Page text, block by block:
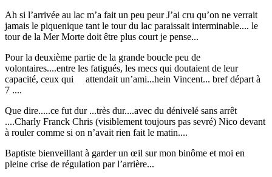
Ah si l’arrivée au lac m’a fait un peu peur J’ai cru qu’on ne verrait
jamais le piquenique tant le tour du lac paraissait interminable.... le
tour de la Mer Morte doit être plus court je pense...
Pour la deuxième partie de la grande boucle peu de
volontaires....entre les fatigués, les mecs qui doutaient de leur
capacité, ceux qui attendait un’ami...hein Vincent... bref départ à
7 ....
Que dire.....ce fut dur ...très dur....avec du dénivelé sans arrêt
....Charly Franck Chris (visiblement toujours pas sevré) Nico devant
à rouler comme si on n’avait rien fait le matin....
Baptiste bienveillant à garder un œil sur mon binôme et moi en
pleine crise de régulation par l’arrière...